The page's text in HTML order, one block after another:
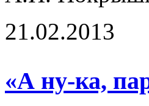
21.02.2013
«А ну-ка,